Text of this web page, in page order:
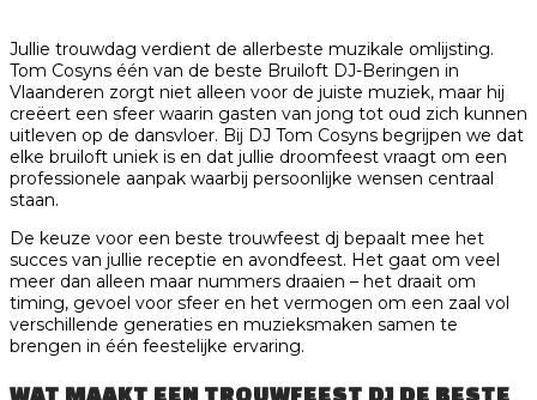
Jullie trouwdag verdient de allerbeste muzikale omlijsting.
Tom Cosyns één van de beste Bruiloft DJ-Beringen in
Vlaanderen zorgt niet alleen voor de juiste muziek, maar hij
creëert een sfeer waarin gasten van jong tot oud zich kunnen
uitleven op de dansvloer. Bij DJ Tom Cosyns begrijpen we dat
elke bruiloft uniek is en dat jullie droomfeest vraagt om een
professionele aanpak waarbij persoonlijke wensen centraal
staan.
De keuze voor een beste trouwfeest dj bepaalt mee het
succes van jullie receptie en avondfeest. Het gaat om veel
meer dan alleen maar nummers draaien – het draait om
timing, gevoel voor sfeer en het vermogen om een zaal vol
verschillende generaties en muzieksmaken samen te
brengen in één feestelijke ervaring.
WAT MAAKT EEN TROUWFEEST DJ DE BESTE